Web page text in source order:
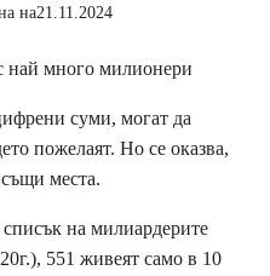
на21.11.2024
суми, могат да
пожелаят. Но се оказва,
места.
на милиардерите
551 живеят само в 10